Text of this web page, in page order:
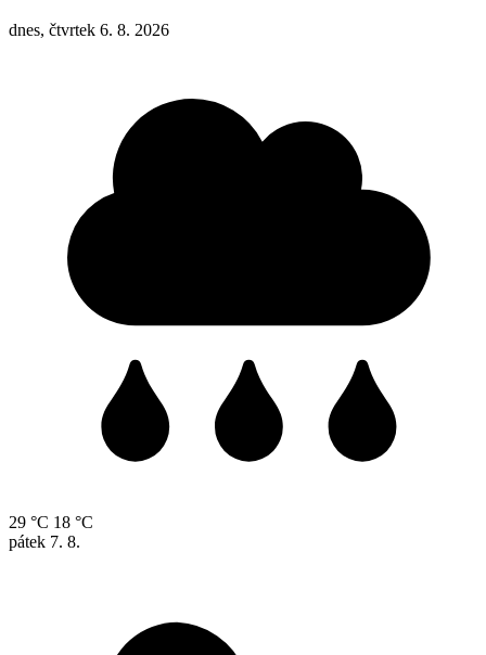
dnes, čtvrtek 6. 8. 2026
29 °C 18 °C
pátek 7. 8.